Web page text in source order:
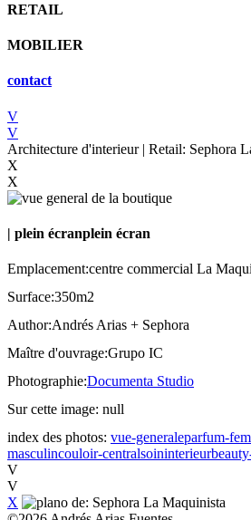
RETAIL
MOBILIER
contact
V
V
Architecture d'interieur | Retail: Sephora
X
X
| plein écranplein écran
Emplacement:centre commercial La
Surface:350m2
Author:Andrés Arias + Sephora
Maître d'ouvrage:Grupo IC
Photographie:Documenta Studio
Sur cette image: null
index des photos: vue-generaleparfum-
masculincouloir-centralsoininterieur
V
V
X